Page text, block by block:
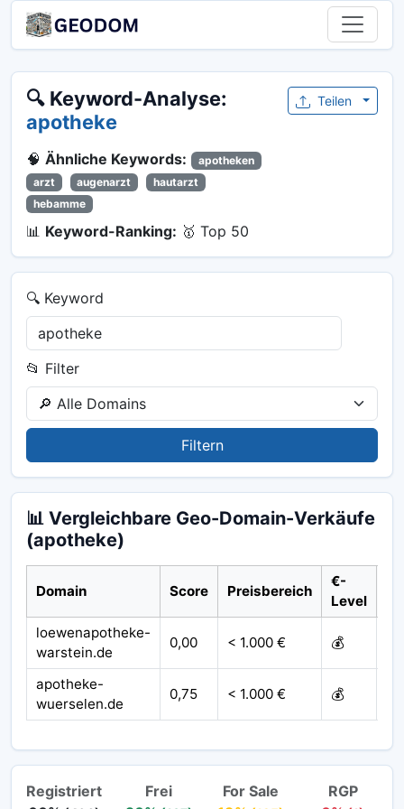
🔍 Keyword-Analyse:
apotheke
🧠 Ähnliche Keywords:
apotheken
arzt
augenarzt
hautarzt
hebamme
📊 Keyword-Ranking: 🥇 Top 50
Teilen
🔍 Keyword
📂 Filter
Filtern
📊 Vergleichbare Geo-Domain-Verkäufe
(apotheke)
Domain Score Preisbereich
€-
Level
loewenapotheke-
warstein.de
0,00 < 1.000 € 💰
apotheke-
wuerselen.de
0,75 < 1.000 € 💰
Registriert
Frei
For Sale
RGP